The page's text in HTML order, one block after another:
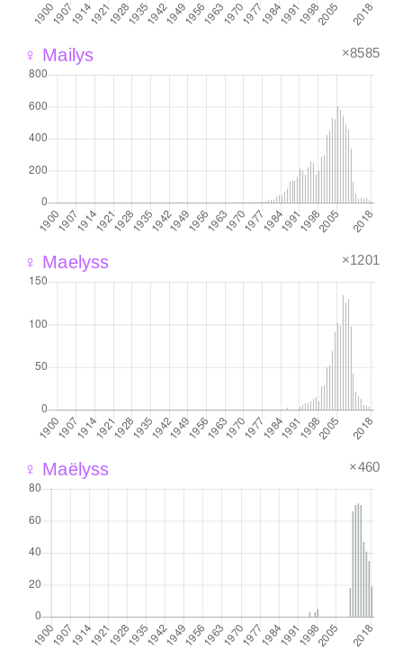
♀ Mailys ×8585
♀ Maelyss ×1201
♀ Maëlyss ×460